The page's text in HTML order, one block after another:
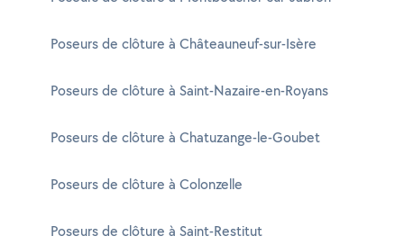
Poseurs de clôture à Châteauneuf-sur-Isère
Poseurs de clôture à Saint-Nazaire-en-Royans
Poseurs de clôture à Chatuzange-le-Goubet
Poseurs de clôture à Colonzelle
Poseurs de clôture à Saint-Restitut